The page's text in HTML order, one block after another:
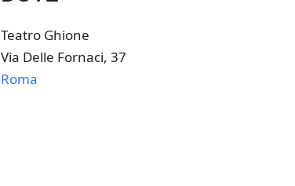
Teatro Ghione
Via Delle Fornaci, 37
Roma